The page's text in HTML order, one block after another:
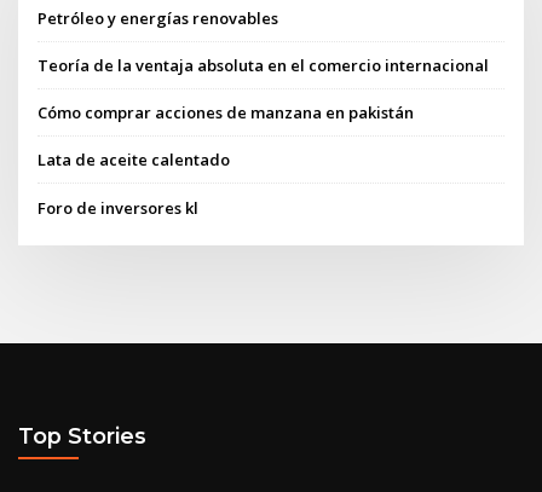
Petróleo y energías renovables
Teoría de la ventaja absoluta en el comercio internacional
Cómo comprar acciones de manzana en pakistán
Lata de aceite calentado
Foro de inversores kl
Top Stories